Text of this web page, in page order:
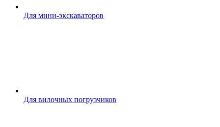
Для мини-экскаваторов
Для вилочных погрузчиков